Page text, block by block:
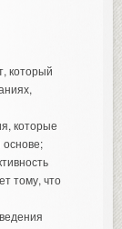
который
которые
тому, что